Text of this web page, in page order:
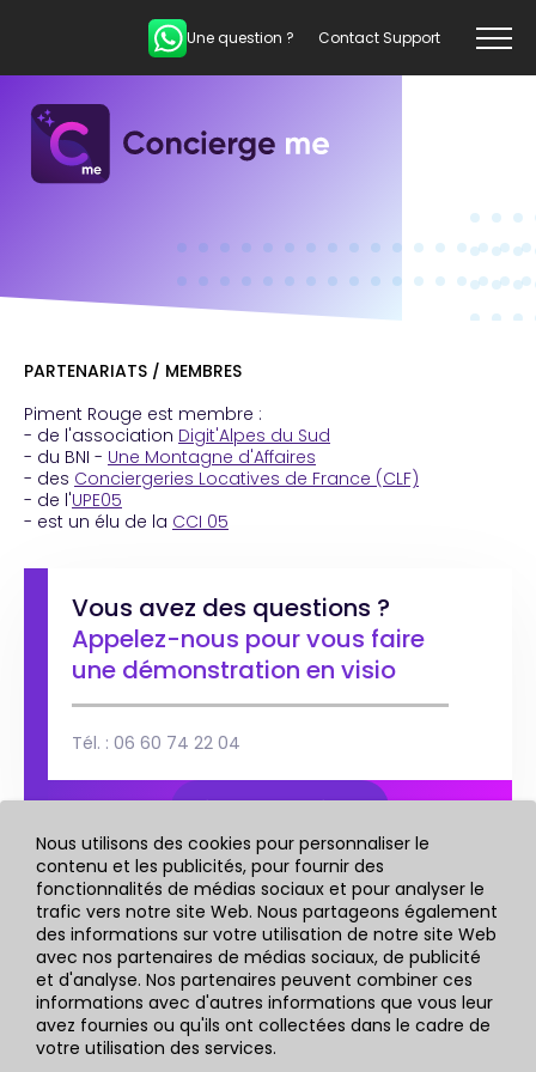
Une question ? Contact Support
PARTENARIATS / MEMBRES
Piment Rouge est membre :
- de l'association Digit'Alpes du Sud
- du BNI - Une Montagne d'Affaires
- des Conciergeries Locatives de France (CLF)
- de l'UPE05
- est un élu de la CCI 05
Vous avez des questions ?
Appelez-nous pour vous faire
une démonstration en visio
Tél. : 06 60 74 22 04
Réservez un créneau
Enregistrez votre emailpour rester au courantdes
avancéesde notre logiciel
Nous utilisons des cookies pour personnaliser le
contenu et les publicités, pour fournir des
fonctionnalités de médias sociaux et pour analyser le
trafic vers notre site Web. Nous partageons également
des informations sur votre utilisation de notre site Web
avec nos partenaires de médias sociaux, de publicité
et d'analyse. Nos partenaires peuvent combiner ces
informations avec d'autres informations que vous leur
avez fournies ou qu'ils ont collectées dans le cadre de
votre utilisation des services.